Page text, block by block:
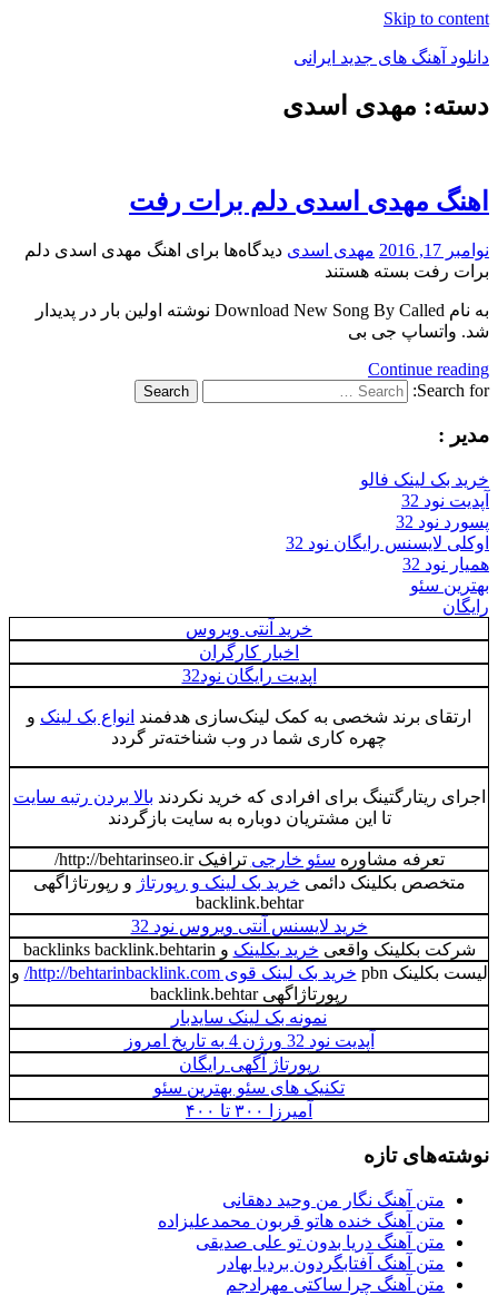
Skip to content
دانلود آهنگ های جدید ایرانی
دانلود
دسته: مهدی اسدی
اهنگ مهدی اسدی دلم برات رفت
نوامبر 17, 2016 مهدی اسدی دیدگاه‌ها برای اهنگ مهدی اسدی دلم
برات رفت بسته هستند
به نام Download New Song By Called نوشته اولین بار در پدیدار
شد. واتساپ جی بی
Continue reading
Search for:
Search
مدیر :
خرید بک لینک فالو
آپدیت نود 32
پسورد نود 32
اوکلی لایسنس رایگان نود 32
همیار نود 32
بهترین سئو
رایگان
خرید آنتی ویروس
اخبار کارگران
اپدیت رایگان نود32
ارتقای برند شخصی به کمک لینک‌سازی هدفمند انواع بک لینک و
چهره کاری شما در وب شناخته‌تر گردد
اجرای ریتارگتینگ برای افرادی که خرید نکردند بالا بردن رتبه سایت
تا این مشتریان دوباره به سایت بازگردند
تعرفه مشاوره سئو خارجی ترافیک http://behtarinseo.ir/
متخصص بکلینک دائمی خرید بک لینک و رپورتاژ و رپورتاژاگهی
backlink.behtar
خرید لایسنس آنتی ویروس نود 32
شرکت بکلینک واقعی خرید بکلینک و backlinks backlink.behtarin
لیست بکلینک pbn
خرید بک لینک قوی http://behtarinbacklink.com/
و
رپورتاژاگهی backlink.behtar
نمونه بک لینک سایدبار
آپدیت نود 32 ورژن 4 به تاریخ امروز
رپورتاژ آگهی رایگان
تکنیک های سئو بهترین سئو
آمیرزا ۳۰۰ تا ۴۰۰
نوشته‌های تازه
متن آهنگ نگار من وحید دهقانی
متن آهنگ خنده هاتو قربون محمدعلیزاده
متن آهنگ دریا بدون تو علی صدیقی
متن آهنگ آفتابگردون بردیا بهادر
متن آهنگ چرا ساکتی مهرادجم